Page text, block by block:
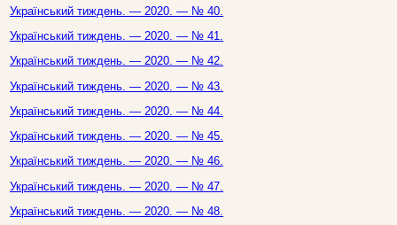
Український тиждень. — 2020. — № 40.
Український тиждень. — 2020. — № 41.
Український тиждень. — 2020. — № 42.
Український тиждень. — 2020. — № 43.
Український тиждень. — 2020. — № 44.
Український тиждень. — 2020. — № 45.
Український тиждень. — 2020. — № 46.
Український тиждень. — 2020. — № 47.
Український тиждень. — 2020. — № 48.